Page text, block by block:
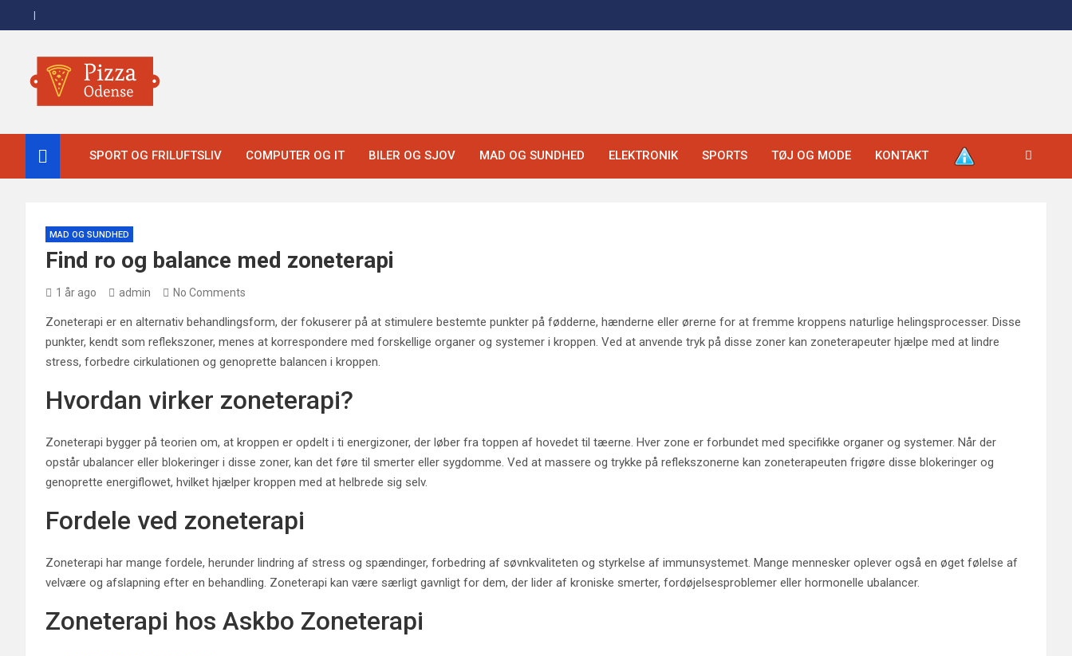
to
Pizza Odense
SPORT OG FRILUFTSLIV COMPUTER OG IT BILER OG SJOV MAD OG SUNDHED ELEKTRONIK SPORTS TØJ OG MODE KONTAKT
MAD OG SUNDHED
Find ro og balance med zoneterapi
1 år ago admin No Comments
Zoneterapi er en alternativ behandlingsform, der fokuserer på at stimulere bestemte punkter på fødderne, hænderne eller ørerne for at fremme kroppens naturlige helingsprocesser. Disse
punkter, kendt som reflekszoner, menes at korrespondere med forskellige organer og systemer i kroppen. Ved at anvende tryk på disse zoner kan zoneterapeuter hjælpe med at lindre
stress, forbedre cirkulationen og genoprette balancen i kroppen.
Hvordan virker zoneterapi?
Zoneterapi bygger på teorien om, at kroppen er opdelt i ti energizoner, der løber fra toppen af hovedet til tæerne. Hver zone er forbundet med specifikke organer og systemer. Når der
opstår ubalancer eller blokeringer i disse zoner, kan det føre til smerter eller sygdomme. Ved at massere og trykke på reflekszonerne kan zoneterapeuten frigøre disse blokeringer og
genoprette energiflowet, hvilket hjælper kroppen med at helbrede sig selv.
Fordele ved zoneterapi
Zoneterapi har mange fordele, herunder lindring af stress og spændinger, forbedring af søvnkvaliteten og styrkelse af immunsystemet. Mange mennesker oplever også en øget følelse af
velvære og afslapning efter en behandling. Zoneterapi kan være særligt gavnligt for dem, der lider af kroniske smerter, fordøjelsesproblemer eller hormonelle ubalancer.
Zoneterapi hos Askbo Zoneterapi